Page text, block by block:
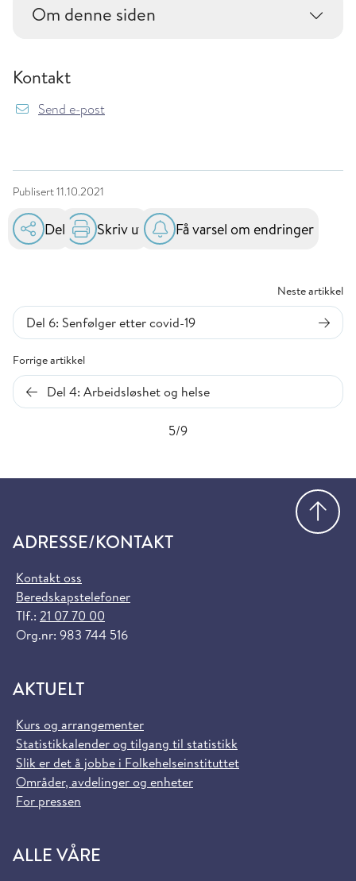
Om denne siden
Kontakt
Send e-post
Publisert11.10.2021
Del Skriv ut Få varsel om endringer
Forrige artikkel
Del 4: Arbeidsløshet og helse
5/9
Neste artikkel
Del 6: Senfølger etter covid-19
ADRESSE/KONTAKT
Kontakt oss
Beredskapstelefoner
Tlf.: 21 07 70 00
Org.nr: 983 744 516
AKTUELT
Kurs og arrangementer
Statistikkalender og tilgang til statistikk
Slik er det å jobbe i Folkehelseinstituttet
Områder, avdelinger og enheter
For pressen
ALLE VÅRE